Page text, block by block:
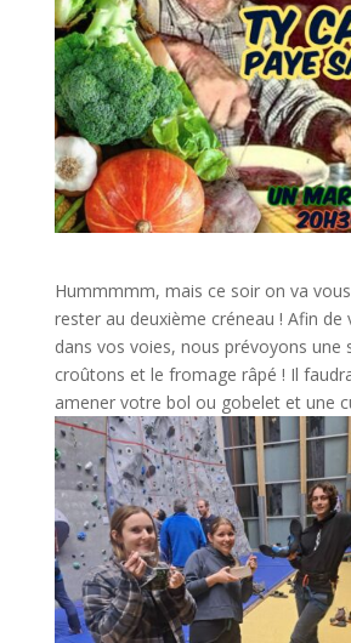
Hummmmm, mais ce soir on va
rester au deuxième créneau ! Afin
dans vos voies, nous prévoyons une
croûtons et le fromage râpé ! Il
amener votre bol ou gobelet et une